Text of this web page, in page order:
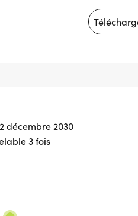
décembre 2030
3 fois